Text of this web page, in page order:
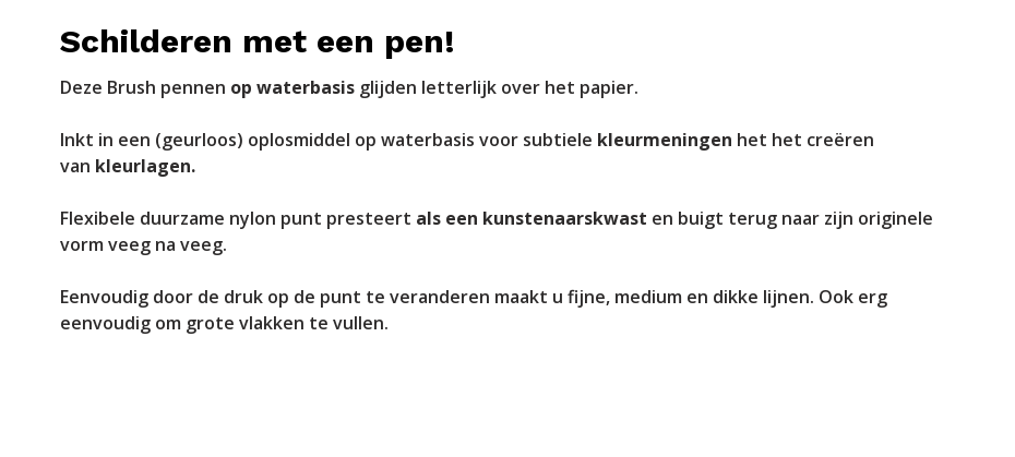
Schilderen met een pen!
Deze Brush pennen op waterbasis glijden letterlijk over het papier.
Inkt in een (geurloos) oplosmiddel op waterbasis voor subtiele kleurmeningen het het creëren
van kleurlagen.
Flexibele duurzame nylon punt presteert als een kunstenaarskwast en buigt terug naar zijn originele
vorm veeg na veeg.
Eenvoudig door de druk op de punt te veranderen maakt u fijne, medium en dikke lijnen. Ook erg
eenvoudig om grote vlakken te vullen.